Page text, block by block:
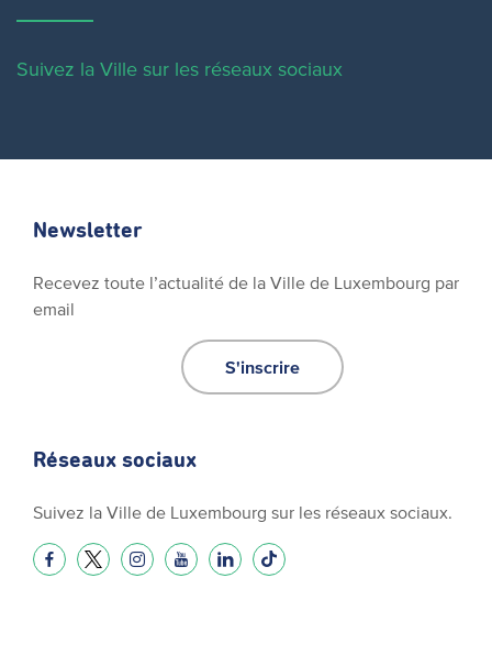
Suivez la Ville sur les réseaux sociaux
Newsletter
Recevez toute l’actualité de la Ville de Luxembourg par
email
S'inscrire
Réseaux sociaux
Suivez la Ville de Luxembourg sur les réseaux sociaux.